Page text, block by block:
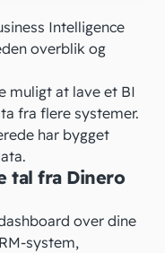
Intelligence
overblik og
muligt at lave et BI
fra flere systemer.
har bygget
tal fra Dinero
over dine
system,